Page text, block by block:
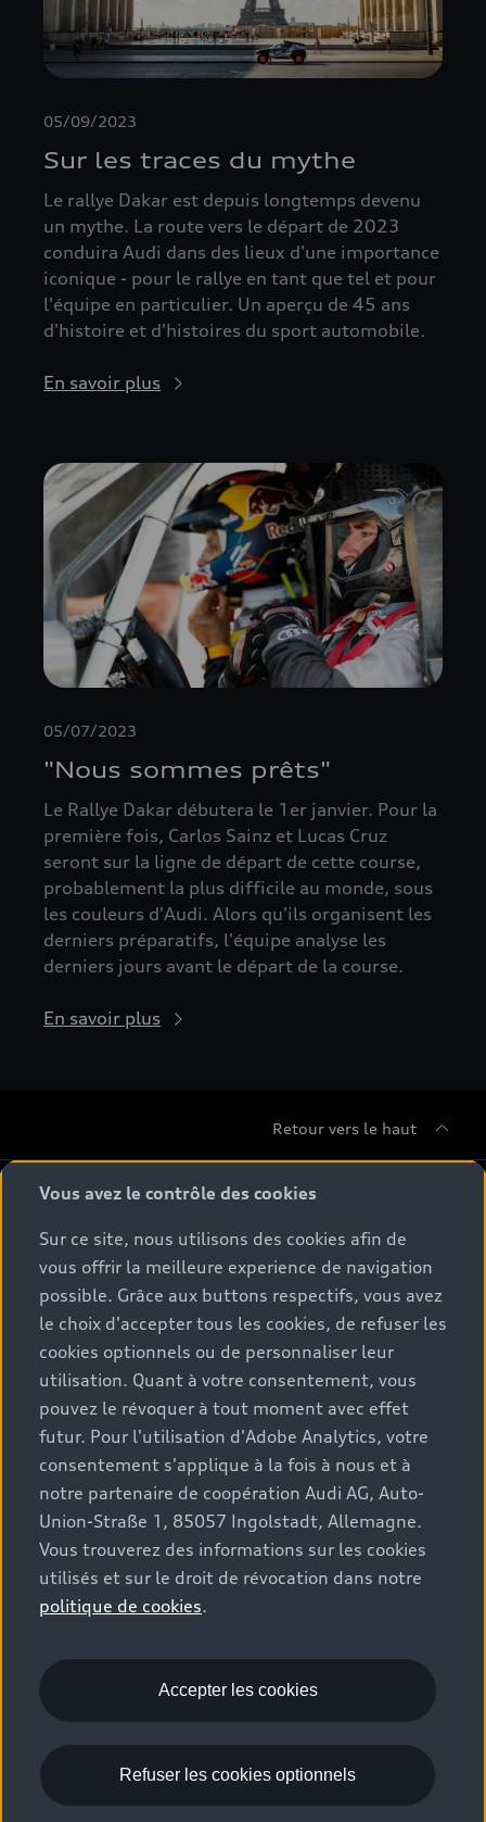
05/09/2023
Sur les traces du mythe
Le rallye Dakar est depuis longtemps devenu
un mythe. La route vers le départ de 2023
conduira Audi dans des lieux d'une importance
iconique - pour le rallye en tant que tel et pour
l'équipe en particulier. Un aperçu de 45 ans
d'histoire et d'histoires du sport automobile.
En savoir plus
05/07/2023
"Nous sommes prêts"
Le Rallye Dakar débutera le 1er janvier. Pour la
première fois, Carlos Sainz et Lucas Cruz
seront sur la ligne de départ de cette course,
probablement la plus difficile au monde, sous
les couleurs d'Audi. Alors qu'ils organisent les
derniers préparatifs, l'équipe analyse les
derniers jours avant le départ de la course.
En savoir plus
Retour vers le haut
Gamme
Tous les modèles
Comparer les modèles
Modèles électriques
Hybrides plug-in
Conseil & achat
Offres du moment
Configurateur
Véhicules neufs disponibles
Audi Gebrauchtwagen :plus
Clients professionnels
Audi exclusive
Service & Accessoires
Accessoires d'origine Audi
Audi Services
Services numériques Audi
myAudi
Garantie & assistance
Partenaire Service Audi
Espace client
Contact
Trouver mon partenaire Audi
Demande d'essai
Audi World
Stories of Progress
Audi quattro Cup
Stories of Luxembourg
© 2026 Audi AG. Tous droits réservés.
La marque Recrutement
WLTP
Emissions CO2
Mentions légales
Politique de confidentialité
Gérer vos cookies
EU Data Act
Please select country
Vous avez le contrôle des cookies
Sur ce site, nous utilisons des cookies afin de
vous offrir la meilleure experience de navigation
possible. Grâce aux buttons respectifs, vous avez
le choix d'accepter tous les cookies, de refuser les
cookies optionnels ou de personnaliser leur
utilisation. Quant à votre consentement, vous
pouvez le révoquer à tout moment avec effet
futur. Pour l'utilisation d'Adobe Analytics, votre
consentement s'applique à la fois à nous et à
notre partenaire de coopération Audi AG, Auto-
Union-Straße 1, 85057 Ingolstadt, Allemagne.
Vous trouverez des informations sur les cookies
utilisés et sur le droit de révocation dans notre
politique de cookies.
Accepter les cookies
Refuser les cookies optionnels